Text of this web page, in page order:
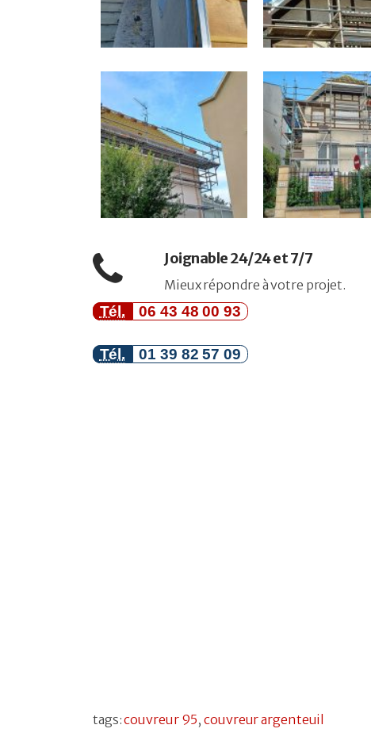
Joignable 24/24 et 7/7
Mieux répondre à votre projet.
Tél. 06 43 48 00 93
Tél. 01 39 82 57 09
tags:couvreur 95,couvreur argenteuil